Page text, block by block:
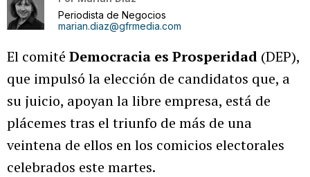
Periodista de Negocios
marian.diaz@gfrmedia.com
El comité Democracia es Prosperidad (DEP),
que impulsó la elección de candidatos que, a
su juicio, apoyan la libre empresa, está de
plácemes tras el triunfo de más de una
veintena de ellos en los comicios electorales
celebrados este martes.